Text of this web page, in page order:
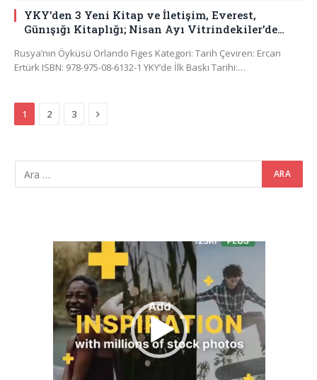
YKY’den 3 Yeni Kitap ve İletişim, Everest,
Günışığı Kitaplığı; Nisan Ayı Vitrindekiler’de…
Rusya’nın Öyküsü Orlando Figes Kategori: Tarih Çeviren: Ercan
Ertürk ISBN: 978-975-08-6132-1 YKY’de İlk Baskı Tarihi:…
1 2 3 Next
Video
oynatıcı